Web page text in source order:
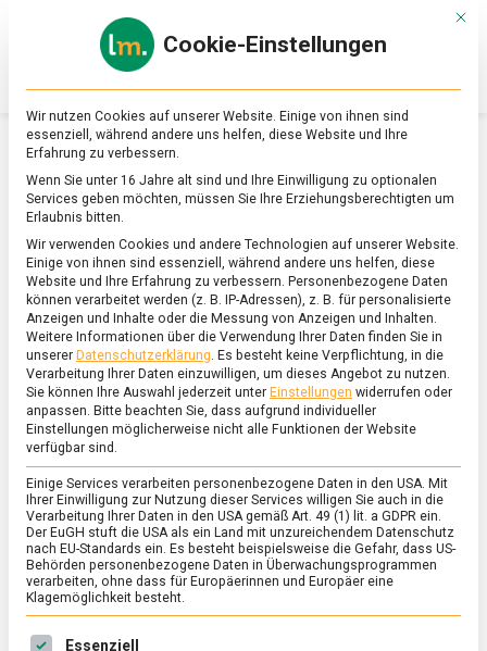
Online-
Magazin
zu
&
Ernährung
SCHLAGWORT:ÖKOLOGIE
POLITIK/TV
Über die Verbindung von Ökologie und
Ökonomie – Daniel Caspary (CDU) und
Michael Bloss (Grüne) im
Mit
Cookie-Einstellungen
Wir nutzen Cookies auf unserer Website. Einige von ihnen sind
essenziell, während andere uns helfen, diese Website und Ihre
Erfahrung zu verbessern.
Wenn Sie unter 16 Jahre alt sind und Ihre Einwilligung zu optionalen
Services geben möchten, müssen Sie Ihre Erziehungsberechtigten um
Erlaubnis bitten.
Wir verwenden Cookies und andere Technologien auf unserer Website.
Einige von ihnen sind essenziell, während andere uns helfen, diese
Website und Ihre Erfahrung zu verbessern. Personenbezogene Daten
können verarbeitet werden (z. B. IP-Adressen), z. B. für personalisierte
Anzeigen und Inhalte oder die Messung von Anzeigen und Inhalten.
Weitere Informationen über die Verwendung Ihrer Daten finden Sie in
unserer Datenschutzerklärung. Es besteht keine Verpflichtung, in die
Verarbeitung Ihrer Daten einzuwilligen, um dieses Angebot zu nutzen.
Sie können Ihre Auswahl jederzeit unter Einstellungen widerrufen oder
anpassen. Bitte beachten Sie, dass aufgrund individueller
Einstellungen möglicherweise nicht alle Funktionen der Website
verfügbar sind.
Einige Services verarbeiten personenbezogene Daten in den USA. Mit
Ihrer Einwilligung zur Nutzung dieser Services willigen Sie auch in die
Verarbeitung Ihrer Daten in den USA gemäß Art. 49 (1) lit. a GDPR ein.
Der EuGH stuft die USA als ein Land mit unzureichendem Datenschutz
nach EU-Standards ein. Es besteht beispielsweise die Gefahr, dass US-
Behörden personenbezogene Daten in Überwachungsprogrammen
verarbeiten, ohne dass für Europäerinnen und Europäer eine
Klagemöglichkeit besteht.
Es folgt eine Liste der Service-Gruppen, für die eine
Essenziell